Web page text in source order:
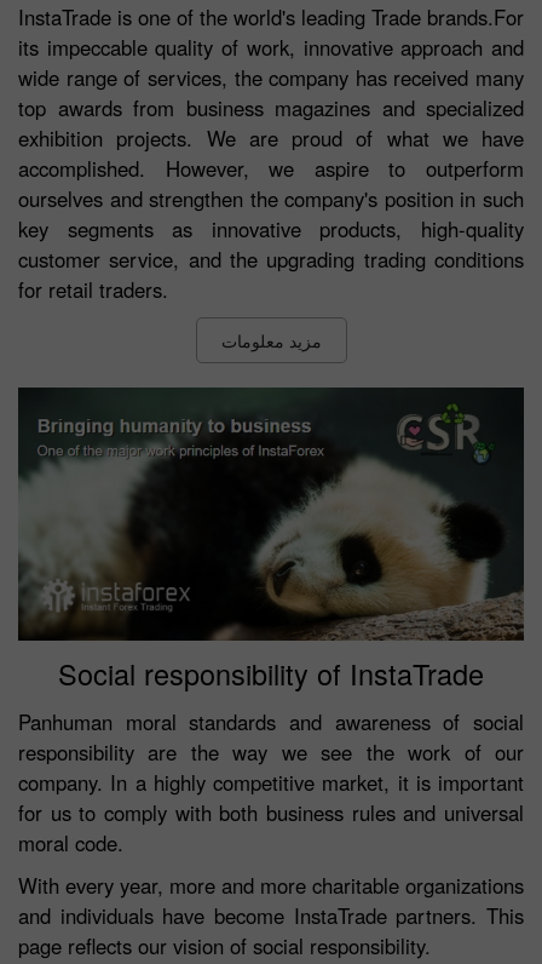
InstaTrade is one of the world's leading Trade brands.For
its impeccable quality of work, innovative approach and
wide range of services, the company has received many
top awards from business magazines and specialized
exhibition projects. We are proud of what we have
accomplished. However, we aspire to outperform
ourselves and strengthen the company's position in such
key segments as innovative products, high-quality
customer service, and the upgrading trading conditions
for retail traders.
مزید معلومات
Social responsibility of InstaTrade
Panhuman moral standards and awareness of social
responsibility are the way we see the work of our
company. In a highly competitive market, it is important
for us to comply with both business rules and universal
moral code.
With every year, more and more charitable organizations
and individuals have become InstaTrade partners. This
page reflects our vision of social responsibility.